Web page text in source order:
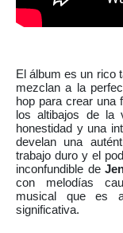
El álbum es un rico
mezclan a la
hop para crear una
los altibajos de la
honestidad y una
develan una
trabajo duro y el
inconfundible de
con melodías
musical que es
significativa.